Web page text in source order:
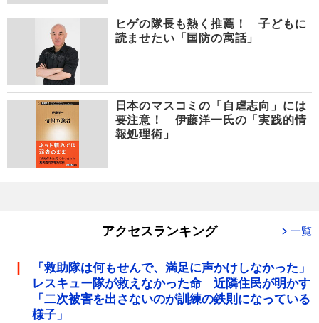
ヒゲの隊長も熱く推薦！ 子どもに
読ませたい「国防の寓話」
日本のマスコミの「自虐志向」には
要注意！ 伊藤洋一氏の「実践的情
報処理術」
アクセスランキング 一覧
「救助隊は何もせんで、満足に声かけしなかった」
レスキュー隊が救えなかった命 近隣住民が明かす
「二次被害を出さないのが訓練の鉄則になっている
様子」